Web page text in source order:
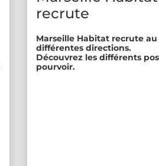
recrute
Marseille Habitat recrute au
différentes directions.
Découvrez les différents
pourvoir.